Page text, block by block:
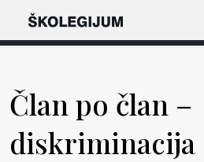
Član po član –
diskriminacija